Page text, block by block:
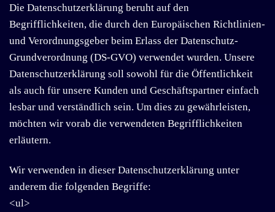
Die Datenschutzerklärung beruht auf den
Begrifflichkeiten, die durch den Europäischen Richtlinien-
und Verordnungsgeber beim Erlass der Datenschutz-
Grundverordnung (DS-GVO) verwendet wurden. Unsere
Datenschutzerklärung soll sowohl für die Öffentlichkeit
als auch für unsere Kunden und Geschäftspartner einfach
lesbar und verständlich sein. Um dies zu gewährleisten,
möchten wir vorab die verwendeten Begrifflichkeiten
erläutern.
Wir verwenden in dieser Datenschutzerklärung unter
anderem die folgenden Begriffe:
<ul>